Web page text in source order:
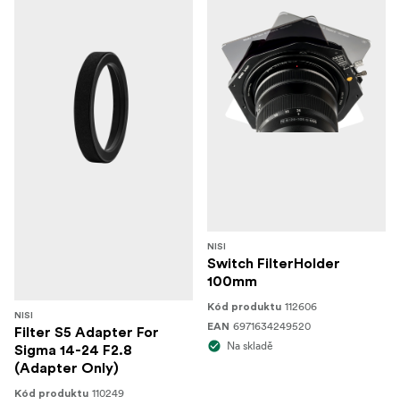
NISI
Filter S5 Adapter For
Sigma 14-24 F2.8
(Adapter Only)
Kód produktu 110249
NISI
Switch FilterHolder
100mm
Kód produktu 112606
EAN 6971634249520
Na skladě